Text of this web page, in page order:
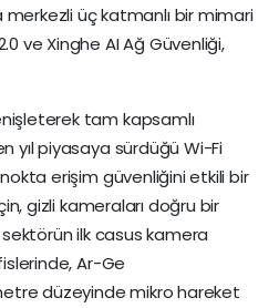
üç katmanlı bir mimari
ve Xinghe AI Ağ Güvenliği,
tam kapsamlı
yıl piyasaya sürdüğü Wi-Fi
erişim güvenliğini etkili bir
gizli kameraları doğru bir
ilk casus kamera
Ar-Ge
düzeyinde mikro hareket